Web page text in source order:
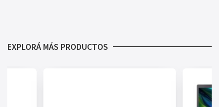
EXPLORÁ MÁS PRODUCTOS